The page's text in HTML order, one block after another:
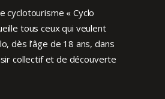
cyclotourisme « Cyclo
tous ceux qui veulent
dès l’âge de 18 ans, dans
collectif et de découverte